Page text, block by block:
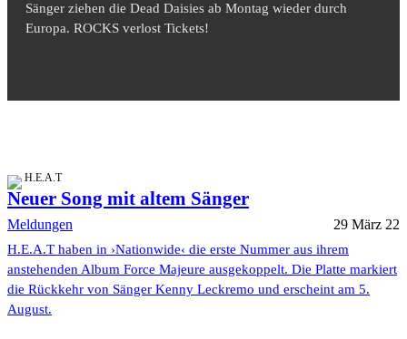
Sänger ziehen die Dead Daisies ab Montag wieder durch
Europa. ROCKS verlost Tickets!
H.E.A.T
Neuer Song mit altem Sänger
Meldungen 29 März 22
H.E.A.T haben in ›Nationwide‹ die erste Nummer aus ihrem
anstehenden Album Force Majeure ausgekoppelt. Die Platte markiert
die Rückkehr von Sänger Kenny Leckremo und erscheint am 5.
August.